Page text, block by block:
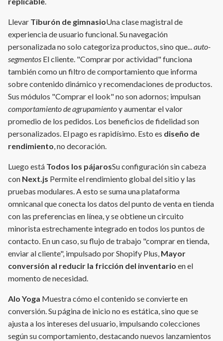
Llevar Tiburón de gimnasioUna clase magistral de
experiencia de usuario funcional. Su navegación
personalizada no solo categoriza productos, sino que...auto-
segmentos El cliente. "Comprar por actividad" funciona
también como un filtro de comportamiento que informa
sobre contenido dinámico y recomendaciones de productos.
Sus módulos "Comprar el look" no son adornos; impulsan
comportamiento de agrupamientoy aumentar el valor
promedio de los pedidos. Los beneficios de fidelidad son
personalizados. El pago es rapidísimo. Esto es diseño de
rendimiento, no decoración.
Luego está Todos los pájarosSu configuración sin cabeza
con Next.js Permite el rendimiento global del sitio y las
pruebas modulares. A esto se suma una plataforma
omnicanal que conecta los datos del punto de venta en tienda
con las preferencias en línea, y se obtiene un circuito
minorista estrechamente integrado en todos los puntos de
contacto. En un caso, su flujo de trabajo "comprar en tienda,
enviar al cliente", impulsado por Shopify Plus, Mayor
conversión al reducir la fricción del inventario en el
momento de necesidad.
Alo Yoga Muestra cómo el contenido se convierte en
conversión. Su página de inicio no es estática, sino que se
ajusta a los intereses del usuario, impulsando colecciones
según su comportamiento, destacando nuevos lanzamientos